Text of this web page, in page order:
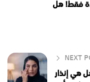
فقط! هل
NEXT
هي إنذار